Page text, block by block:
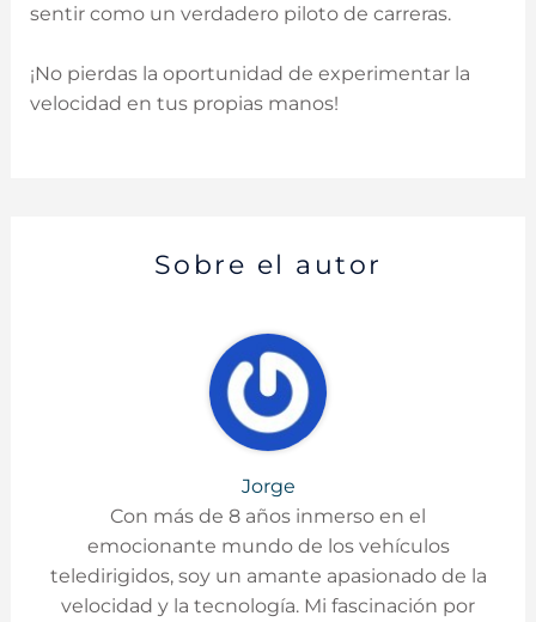
sentir como⁤ un verdadero piloto de carreras.
¡No pierdas la oportunidad de experimentar la
velocidad en tus​ propias manos!
Sobre el autor
Jorge
Con más de 8 años inmerso en el
emocionante mundo de los vehículos
teledirigidos, soy un amante apasionado de la
velocidad y la tecnología. Mi fascinación por